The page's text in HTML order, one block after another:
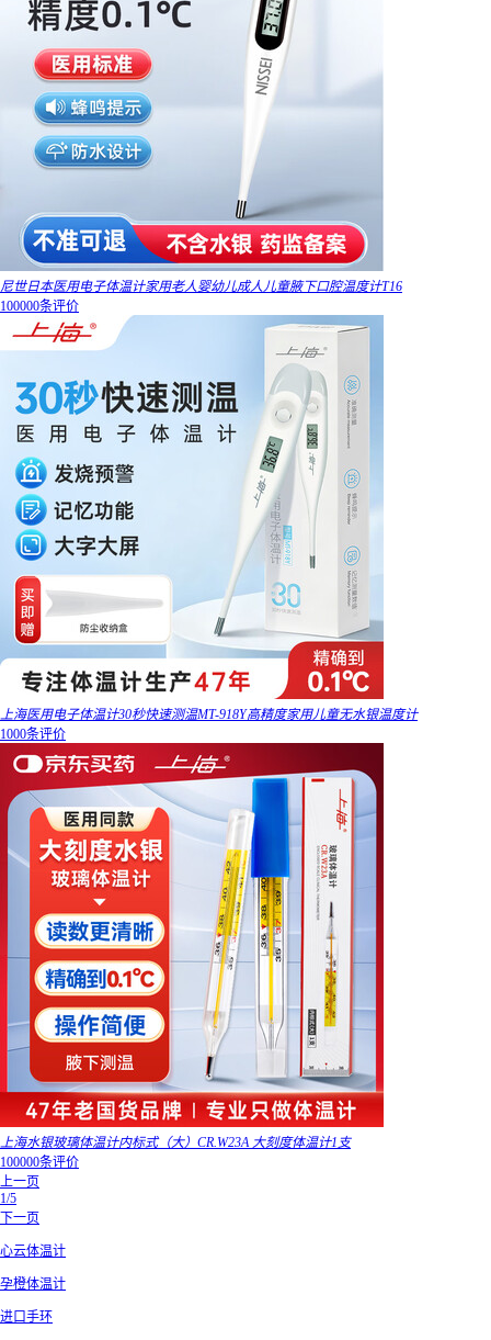
尼世日本医用电子体温计家用老人婴幼儿成人儿童腋下口腔温度计T16
100000条评价
上海医用电子体温计30秒快速测温MT-918Y高精度家用儿童无水银温度计
1000条评价
上海水银玻璃体温计内标式（大）CR.W23A 大刻度体温计1支
100000条评价
上一页
1/5
下一页
心云体温计
孕橙体温计
进口手环